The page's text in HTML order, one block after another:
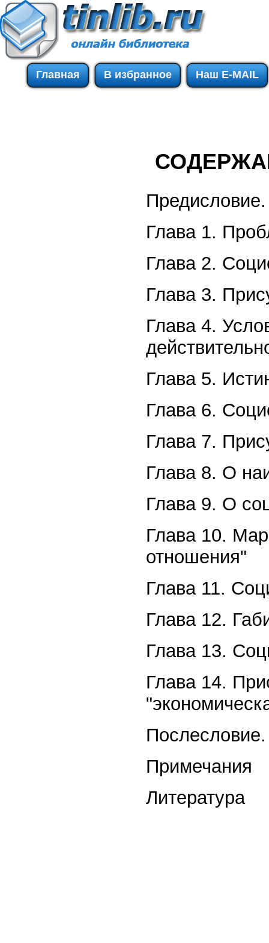
Главная В избранное Наш E-MAIL
Глава 1.
Глава 2.
Глава 3.
Глава 4.
Глава 5.
Глава 6.
Глава 7.
Глава 8. О
Глава 9. О
Глава 10.
отношения"
Глава 11.
Глава 12.
Глава 13.
Глава 14.
Примечания
Литература